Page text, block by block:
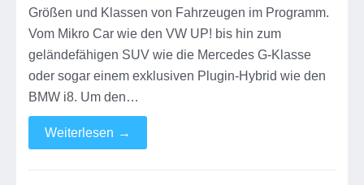
Größen und Klassen von Fahrzeugen im Programm.
Vom Mikro Car wie den VW UP! bis hin zum
geländefähigen SUV wie die Mercedes G-Klasse
oder sogar einem exklusiven Plugin-Hybrid wie den
BMW i8. Um den…
Weiterlesen →